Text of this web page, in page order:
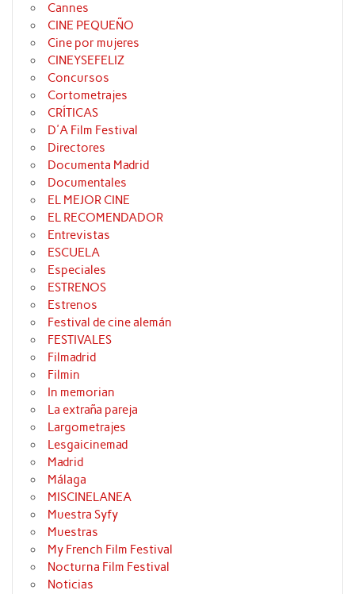
Cannes
CINE PEQUEÑO
Cine por mujeres
CINEYSEFELIZ
Concursos
Cortometrajes
CRÍTICAS
D'A Film Festival
Directores
Documenta Madrid
Documentales
EL MEJOR CINE
EL RECOMENDADOR
Entrevistas
ESCUELA
Especiales
ESTRENOS
Estrenos
Festival de cine alemán
FESTIVALES
Filmadrid
Filmin
In memorian
La extraña pareja
Largometrajes
Lesgaicinemad
Madrid
Málaga
MISCINELANEA
Muestra Syfy
Muestras
My French Film Festival
Nocturna Film Festival
Noticias